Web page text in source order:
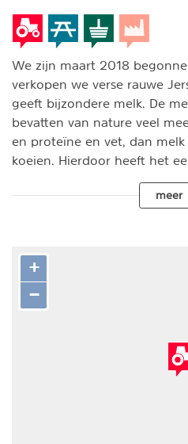
We zijn maart 2018
verkopen we verse rauwe
geeft bijzondere melk. De
bevatten van nature veel
en proteïne en vet, dan
koeien. Hierdoor heeft het
meer
+
−